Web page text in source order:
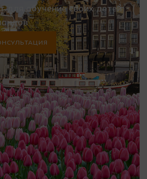
для обучение своих детей